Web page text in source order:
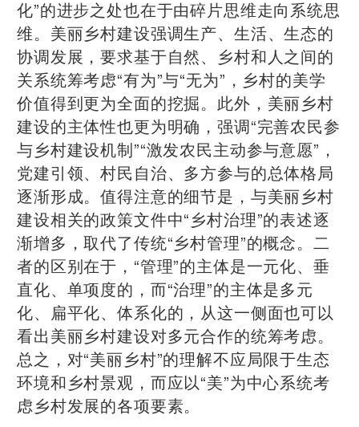
化”的进步之处也在于由碎片思维走向系统思
维。美丽乡村建设强调生产、生活、生态的
协调发展，要求基于自然、乡村和人之间的
关系统筹考虑“有为”与“无为”，乡村的美学
价值得到更为全面的挖掘。此外，美丽乡村
建设的主体性也更为明确，强调“完善农民参
与乡村建设机制”“激发农民主动参与意愿”，
党建引领、村民自治、多方参与的总体格局
逐渐形成。值得注意的细节是，与美丽乡村
建设相关的政策文件中“乡村治理”的表述逐
渐增多，取代了传统“乡村管理”的概念。二
者的区别在于，“管理”的主体是一元化、垂
直化、单项度的，而“治理”的主体是多元
化、扁平化、体系化的，从这一侧面也可以
看出美丽乡村建设对多元合作的统筹考虑。
总之，对“美丽乡村”的理解不应局限于生态
环境和乡村景观，而应以“美”为中心系统考
虑乡村发展的各项要素。